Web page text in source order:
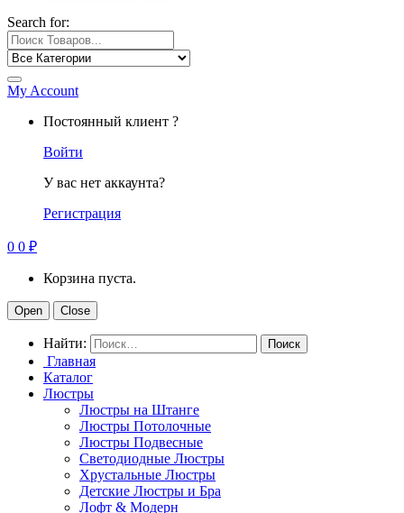
Search for:
My Account
Постоянный клиент ?
Войти
У вас нет аккаунта?
Регистрация
0 0 ₽
Корзина пуста.
Open Close
Найти:
Главная
Каталог
Люстры
Люстры на Штанге
Люстры Потолочные
Люстры Подвесные
Светодиодные Люстры
Хрустальные Люстры
Детские Люстры и Бра
Лофт & Модерн